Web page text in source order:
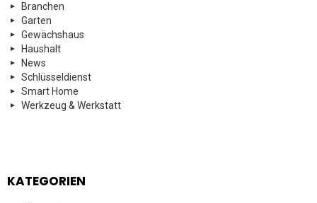
Branchen
Garten
Gewächshaus
Haushalt
News
Schlüsseldienst
Smart Home
Werkzeug & Werkstatt
KATEGORIEN